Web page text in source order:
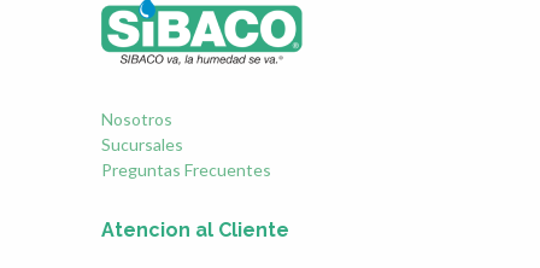
Nosotros
Sucursales
Preguntas Frecuentes
Atencion al Cliente